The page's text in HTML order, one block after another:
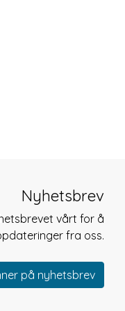
Nyhetsbrev
vårt for å
fra oss.
på nyhetsbrev